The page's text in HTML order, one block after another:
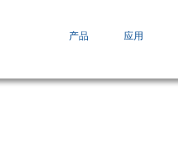
产品 应用